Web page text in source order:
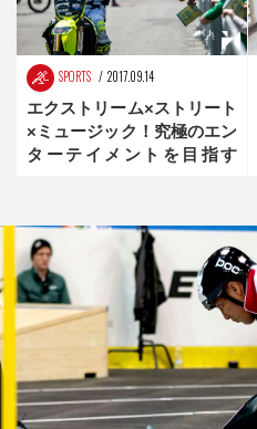
SPORTS 2017.09.14
エクストリーム×ストリート
×ミュージック！究極のエン
ターテイメントを目指す
ーツ文化の作り方】